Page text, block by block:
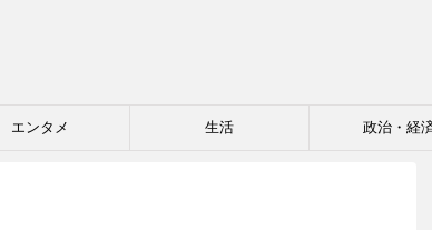
エンタメ 生活 政治・経